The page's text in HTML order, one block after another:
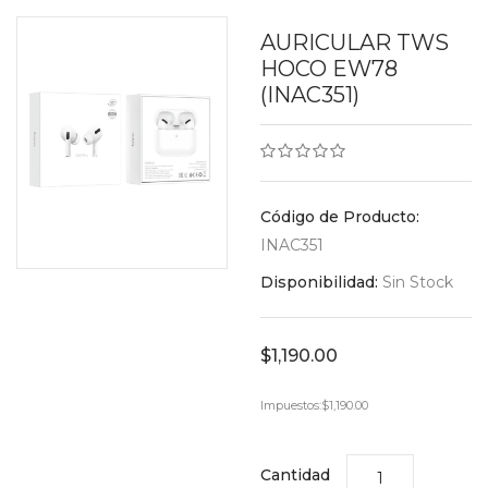
AURICULAR TWS
HOCO EW78
(INAC351)
Código de Producto:
INAC351
Disponibilidad: Sin Stock
$1,190.00
Impuestos:$1,190.00
Cantidad